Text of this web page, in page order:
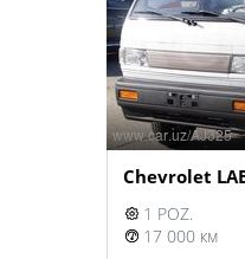
Chevrolet
1 POZ.
17 000 км